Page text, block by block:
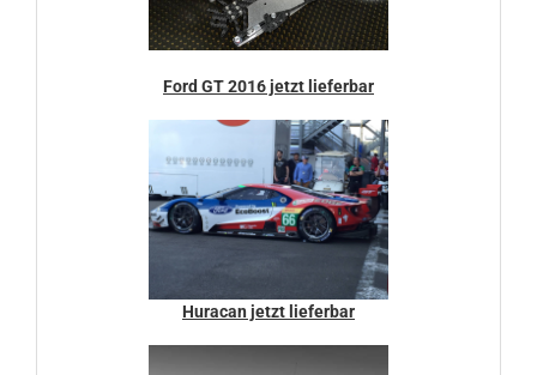
Ford GT 2016 jetzt lieferbar
Huracan jetzt lieferbar